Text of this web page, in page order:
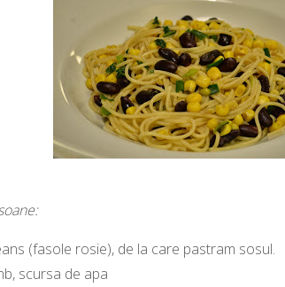
(fasole rosie), de la care pastram sosul.
scursa de apa